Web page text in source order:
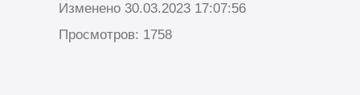
Изменено 30.03.2023 17:07:56
Просмотров: 1758